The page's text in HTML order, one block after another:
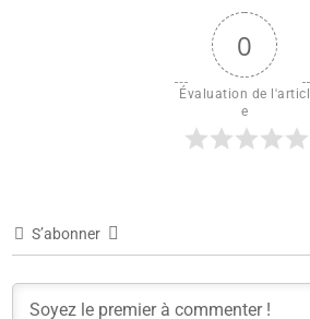
0
Évaluation de l'articl
e
S’abonner